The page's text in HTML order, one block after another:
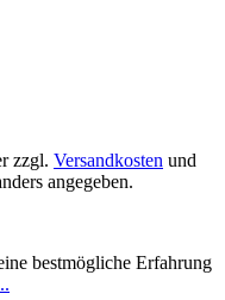
zzgl. Versandkosten und
angegeben.
bestmögliche Erfahrung